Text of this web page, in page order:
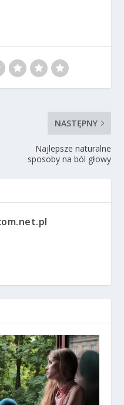
NASTĘPNY
Najlepsze naturalne
sposoby na ból głowy